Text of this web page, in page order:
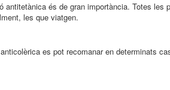
antitetànica és de gran importància. Totes les
les que viatgen.
es pot recomanar en determinats